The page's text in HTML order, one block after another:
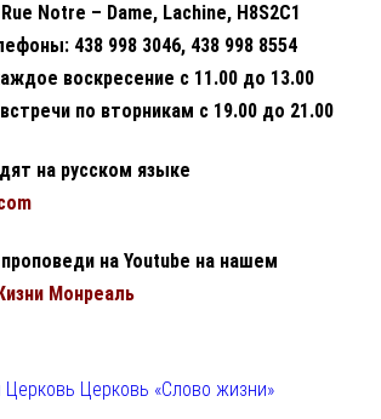
Notre – Dame, Lachine, H8S2C1
438 998 3046, 438 998 8554
воскресение с 11.00 до 13.00
по вторникам с 19.00 до 21.00
на русском языке
на Youtubе на нашем
Монреаль
Церковь Церковь «Слово жизни»